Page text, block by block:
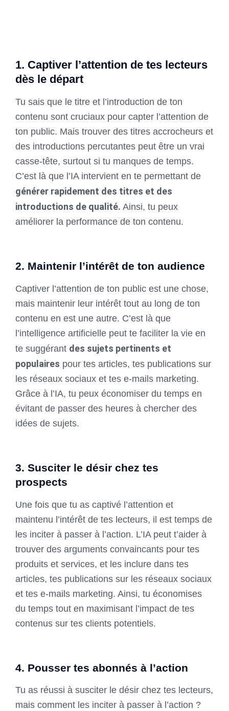
1. Captiver l’attention de tes lecteurs
dès le départ
Tu sais que le titre et l’introduction de ton
contenu sont cruciaux pour capter l’attention de
ton public. Mais trouver des titres accrocheurs et
des introductions percutantes peut être un vrai
casse-tête, surtout si tu manques de temps.
C’est là que l’IA intervient en te permettant de
générer rapidement des titres et des
introductions de qualité. Ainsi, tu peux
améliorer la performance de ton contenu.
2. Maintenir l’intérêt de ton audience
Captiver l’attention de ton public est une chose,
mais maintenir leur intérêt tout au long de ton
contenu en est une autre. C’est là que
l’intelligence artificielle peut te faciliter la vie en
te suggérant des sujets pertinents et
populaires pour tes articles, tes publications sur
les réseaux sociaux et tes e-mails marketing.
Grâce à l’IA, tu peux économiser du temps en
évitant de passer des heures à chercher des
idées de sujets.
3. Susciter le désir chez tes
prospects
Une fois que tu as captivé l’attention et
maintenu l’intérêt de tes lecteurs, il est temps de
les inciter à passer à l’action. L’IA peut t’aider à
trouver des arguments convaincants pour tes
produits et services, et les inclure dans tes
articles, tes publications sur les réseaux sociaux
et tes e-mails marketing. Ainsi, tu économises
du temps tout en maximisant l’impact de tes
contenus sur tes clients potentiels.
4. Pousser tes abonnés à l’action
Tu as réussi à susciter le désir chez tes lecteurs,
mais comment les inciter à passer à l’action ?